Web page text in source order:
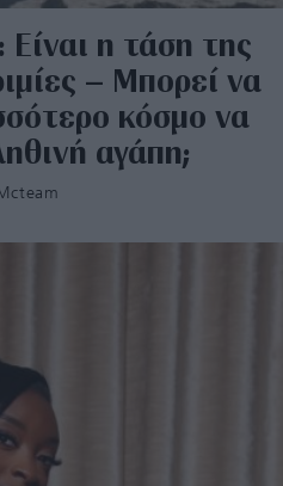
η τάση της
– Μπορεί να
κόσμο να
αγάπη;